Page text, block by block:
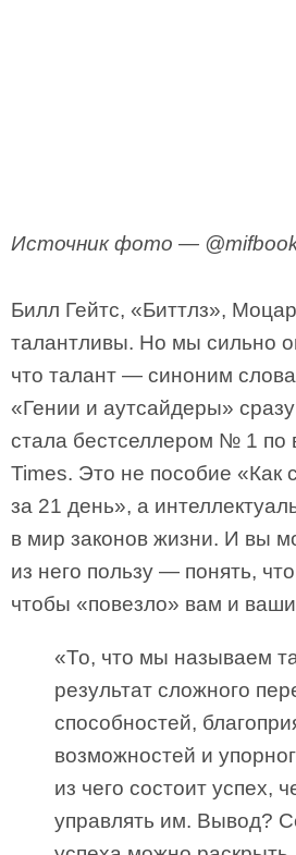
Источник фото —
Билл Гейтс, «Биттлз»,
талантливы. Но мы сильно
что талант — синоним
«Гении и аутсайдеры»
стала бестселлером № 1 по
Times. Это не пособие «Как
за 21 день», а
в мир законов жизни. И вы
из него пользу — понять,
чтобы «повезло» вам и
«То, что мы называем
результат сложного
способностей,
возможностей и
из чего состоит успех,
управлять им. Вывод?